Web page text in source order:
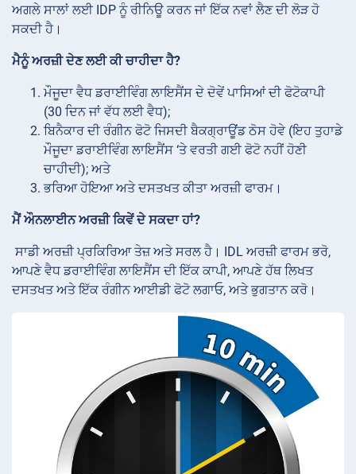
ਅਗਲੇ ਸਾਲਾਂ ਲਈ IDP ਨੂੰ ਰੀਨਿਊ ਕਰਨ ਜਾਂ ਇੱਕ ਨਵਾਂ ਲੈਣ ਦੀ ਲੋੜ ਹੋ
ਸਕਦੀ ਹੈ।
ਮੈਨੂੰ ਅਰਜ਼ੀ ਦੇਣ ਲਈ ਕੀ ਚਾਹੀਦਾ ਹੈ?
ਮੌਜੂਦਾ ਵੈਧ ਡਰਾਈਵਿੰਗ ਲਾਇਸੈਂਸ ਦੇ ਦੋਵੇਂ ਪਾਸਿਆਂ ਦੀ ਫੋਟੋਕਾਪੀ
(30 ਦਿਨ ਜਾਂ ਵੱਧ ਲਈ ਵੈਧ);
ਬਿਨੈਕਾਰ ਦੀ ਰੰਗੀਨ ਫੋਟੋ ਜਿਸਦੀ ਬੈਕਗ੍ਰਾਊਂਡ ਠੋਸ ਹੋਵੇ (ਇਹ ਤੁਹਾਡੇ
ਮੌਜੂਦਾ ਡਰਾਈਵਿੰਗ ਲਾਇਸੈਂਸ ‘ਤੇ ਵਰਤੀ ਗਈ ਫੋਟੋ ਨਹੀਂ ਹੋਣੀ
ਚਾਹੀਦੀ); ਅਤੇ
ਭਰਿਆ ਹੋਇਆ ਅਤੇ ਦਸਤਖਤ ਕੀਤਾ ਅਰਜ਼ੀ ਫਾਰਮ।
ਮੈਂ ਔਨਲਾਈਨ ਅਰਜ਼ੀ ਕਿਵੇਂ ਦੇ ਸਕਦਾ ਹਾਂ?
ਸਾਡੀ ਅਰਜ਼ੀ ਪ੍ਰਕਿਰਿਆ ਤੇਜ਼ ਅਤੇ ਸਰਲ ਹੈ। IDL ਅਰਜ਼ੀ ਫਾਰਮ ਭਰੋ,
ਆਪਣੇ ਵੈਧ ਡਰਾਈਵਿੰਗ ਲਾਇਸੈਂਸ ਦੀ ਇੱਕ ਕਾਪੀ, ਆਪਣੇ ਹੱਥ ਲਿਖਤ
ਦਸਤਖਤ ਅਤੇ ਇੱਕ ਰੰਗੀਨ ਆਈਡੀ ਫੋਟੋ ਲਗਾਓ, ਅਤੇ ਭੁਗਤਾਨ ਕਰੋ।